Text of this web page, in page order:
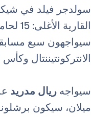
سولدجر فيلد في
القارية الأغلى: 15 لحامل اللقب و7 لميلان. يبدأ موسم جديد مليء بالتحديات لرجال
سيواجهون سبع
الانتركونتيننتال
سيواجه ريال مدريد
ميلان، سيكون